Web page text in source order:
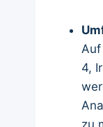
Auf
4,
zu